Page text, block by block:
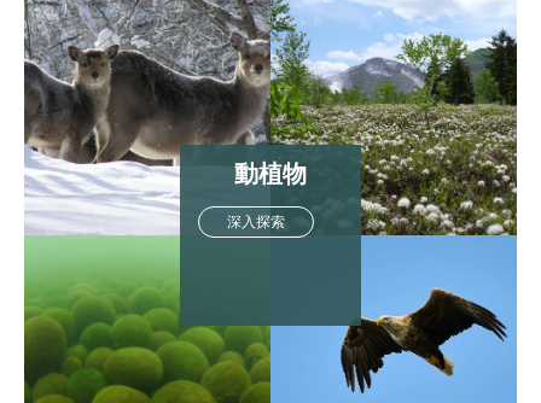
動植物
深入探索